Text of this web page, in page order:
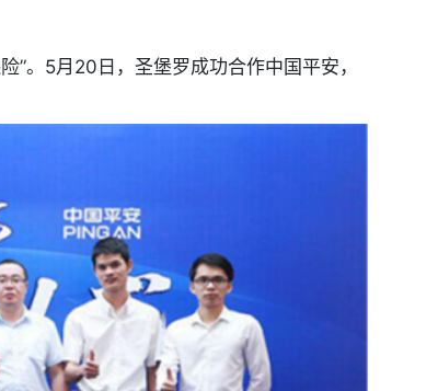
”。5月20日，圣堡罗成功合作中国平安，